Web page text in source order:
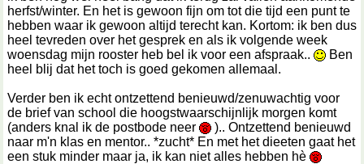
herfst/winter. En het is gewoon fijn om tot die tijd een punt te
hebben waar ik gewoon altijd terecht kan. Kortom: ik ben dus
heel tevreden over het gesprek en als ik volgende week
woensdag mijn rooster heb bel ik voor een afspraak..
Ben
heel blij dat het toch is goed gekomen allemaal.
Verder ben ik echt ontzettend benieuwd/zenuwachtig voor
de brief van school die hoogstwaarschijnlijk morgen komt
(anders knal ik de postbode neer
).. Ontzettend benieuwd
naar m'n klas en mentor.. *zucht* En met het dieeten gaat het
een stuk minder maar ja, ik kan niet alles hebben hè